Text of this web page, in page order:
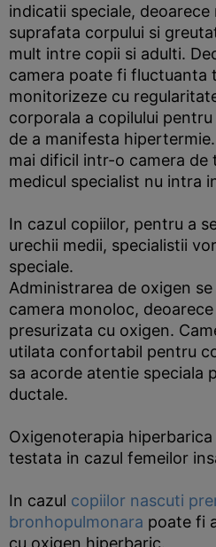
indicatii speciale,
suprafata corpului si
mult intre copii si adulti.
camera poate fi fluctuanta
monitorizeze cu
corporala a copilului
de a manifesta
mai dificil intr-o camera de
medicul specialist nu intra
In cazul copiilor, pentru a
urechii medii, specialistii
speciale.
Administrarea de oxigen
camera monoloc,
presurizata cu oxigen.
utilata confortabil pentru
sa acorde atentie speciala
ductale.
Oxigenoterapia
testata in cazul femeilor
In cazul copiilor nascuti
bronhopulmonara poate fi
cu oxigen hiperbaric.